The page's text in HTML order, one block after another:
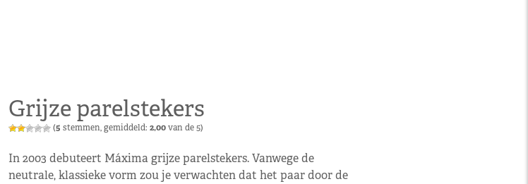
Grijze parelstekers
(5 stemmen, gemiddeld: 2,00van de 5)
In 2003 debuteert Máxima grijze parelstekers. Vanwege de
neutrale, klassieke vorm zou je verwachten dat het paar door de